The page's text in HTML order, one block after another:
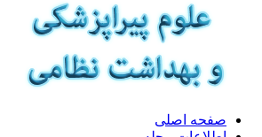
صفحه اصلی